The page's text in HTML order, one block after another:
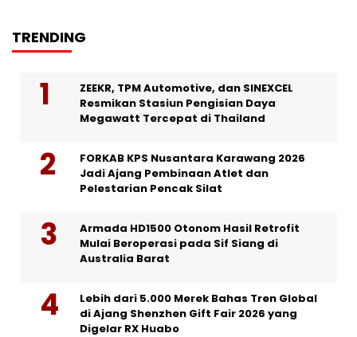
TRENDING
ZEEKR, TPM Automotive, dan SINEXCEL
Resmikan Stasiun Pengisian Daya
Megawatt Tercepat di Thailand
FORKAB KPS Nusantara Karawang 2026
Jadi Ajang Pembinaan Atlet dan
Pelestarian Pencak Silat
Armada HD1500 Otonom Hasil Retrofit
Mulai Beroperasi pada Sif Siang di
Australia Barat
Lebih dari 5.000 Merek Bahas Tren Global
di Ajang Shenzhen Gift Fair 2026 yang
Digelar RX Huabo